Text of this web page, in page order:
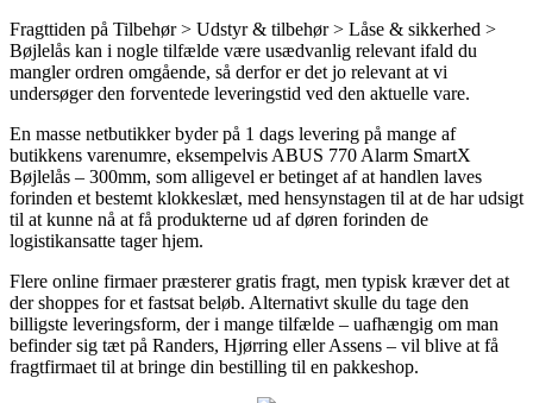
Fragttiden på Tilbehør > Udstyr & tilbehør > Låse & sikkerhed >
Bøjlelås kan i nogle tilfælde være usædvanlig relevant ifald du
mangler ordren omgående, så derfor er det jo relevant at vi
undersøger den forventede leveringstid ved den aktuelle vare.
En masse netbutikker byder på 1 dags levering på mange af
butikkens varenumre, eksempelvis ABUS 770 Alarm SmartX
Bøjlelås – 300mm, som alligevel er betinget af at handlen laves
forinden et bestemt klokkeslæt, med hensynstagen til at de har udsigt
til at kunne nå at få produkterne ud af døren forinden de
logistikansatte tager hjem.
Flere online firmaer præsterer gratis fragt, men typisk kræver det at
der shoppes for et fastsat beløb. Alternativt skulle du tage den
billigste leveringsform, der i mange tilfælde – uafhængig om man
befinder sig tæt på Randers, Hjørring eller Assens – vil blive at få
fragtfirmaet til at bringe din bestilling til en pakkeshop.